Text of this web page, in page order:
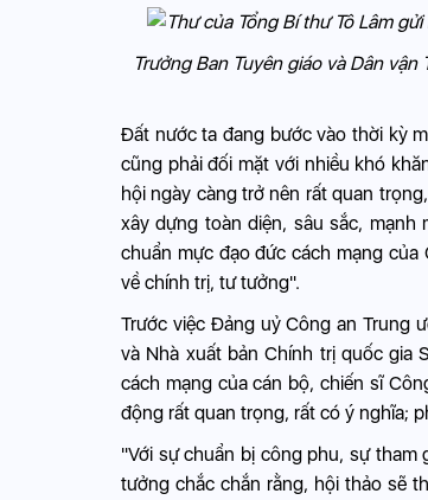
Trưởng Ban Tuyên giáo và Dân
Đất nước ta đang bước vào thời kỳ
cũng phải đối mặt với nhiều khó
hội ngày càng trở nên rất quan
xây dựng toàn diện, sâu sắc,
chuẩn mực đạo đức cách mạng
về chính trị, tư tưởng".
Trước việc Đảng uỷ Công an Trung
và Nhà xuất bản Chính trị quốc gia
cách mạng của cán bộ, chiến sĩ
động rất quan trọng, rất có ý nghĩa;
"Với sự chuẩn bị công phu, sự tham
tưởng chắc chắn rằng, hội thảo sẽ